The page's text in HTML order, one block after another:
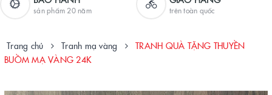
sản phẩm 20 năm trên toàn quốc
Trang chủ Tranh mạ vàng
TRANH QUÀ TẶNG THUYỀN
BUỒM MẠ VÀNG 24K